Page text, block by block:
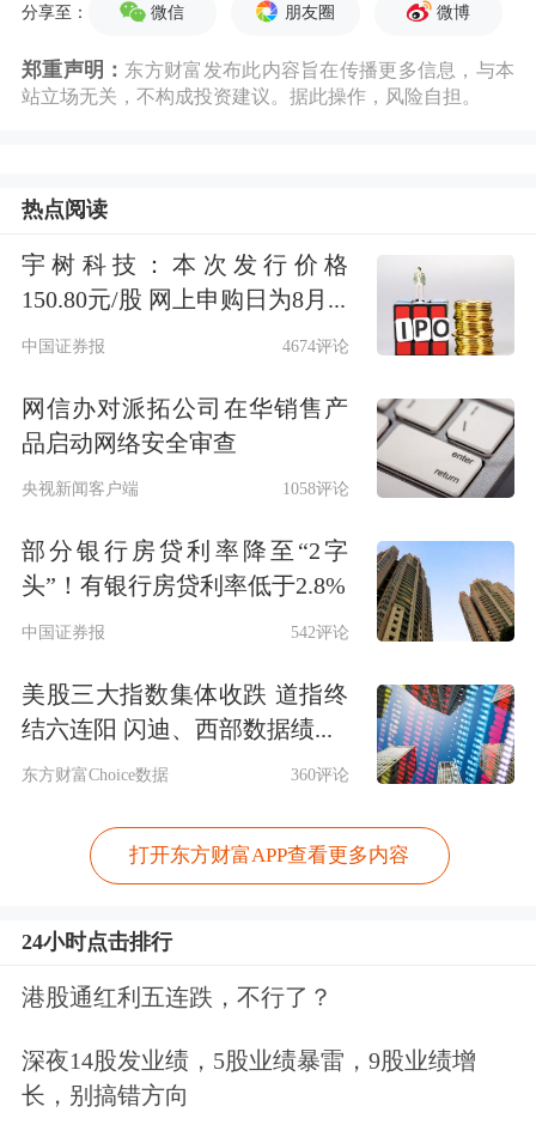
分享至： 微信 朋友圈 微博
郑重声明： 东方财富发布此内容旨在传播更多信息，与本
站立场无关，不构成投资建议。据此操作，风险自担。
热点阅读
宇树科技：本次发行价格
150.80元/股 网上申购日为8月...
中国证券报 4674评论
网信办对派拓公司在华销售产
品启动网络安全审查
央视新闻客户端 1058评论
部分银行房贷利率降至“2字
头”！有银行房贷利率低于2.8%
中国证券报 542评论
美股三大指数集体收跌 道指终
结六连阳 闪迪、西部数据绩...
东方财富Choice数据 360评论
打开东方财富APP查看更多内容
24小时点击排行
港股通红利五连跌，不行了？
深夜14股发业绩，5股业绩暴雷，9股业绩增
长，别搞错方向